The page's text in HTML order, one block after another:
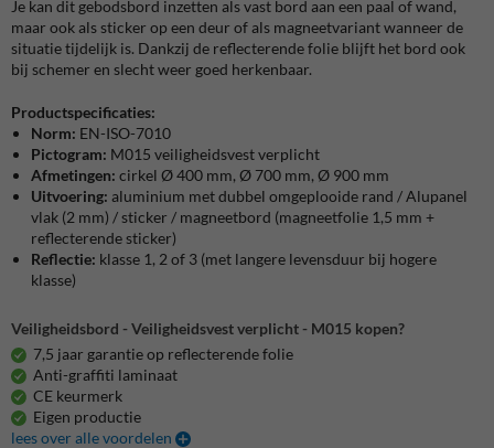
Je kan dit gebodsbord inzetten als vast bord aan een paal of wand,
maar ook als sticker op een deur of als magneetvariant wanneer de
situatie tijdelijk is. Dankzij de reflecterende folie blijft het bord ook
bij schemer en slecht weer goed herkenbaar.
Productspecificaties:
Norm: EN-ISO-7010
Pictogram: M015 veiligheidsvest verplicht
Afmetingen: cirkel Ø 400 mm, Ø 700 mm, Ø 900 mm
Uitvoering: aluminium met dubbel omgeplooide rand / Alupanel
vlak (2 mm) / sticker / magneetbord (magneetfolie 1,5 mm +
reflecterende sticker)
Reflectie: klasse 1, 2 of 3 (met langere levensduur bij hogere
klasse)
Veiligheidsbord - Veiligheidsvest verplicht - M015 kopen?
7,5 jaar garantie op reflecterende folie
Anti-graffiti laminaat
CE keurmerk
Eigen productie
lees over alle voordelen